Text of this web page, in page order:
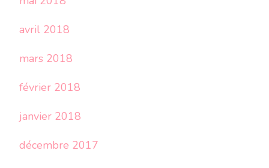
avril 2018
mars 2018
février 2018
janvier 2018
décembre 2017